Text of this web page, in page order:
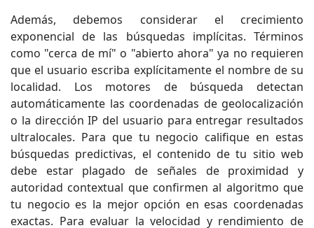
Además, debemos considerar el crecimiento
exponencial de las búsquedas implícitas. Términos
como "cerca de mí" o "abierto ahora" ya no requieren
que el usuario escriba explícitamente el nombre de su
localidad. Los motores de búsqueda detectan
automáticamente las coordenadas de geolocalización
o la dirección IP del usuario para entregar resultados
ultralocales. Para que tu negocio califique en estas
búsquedas predictivas, el contenido de tu sitio web
debe estar plagado de señales de proximidad y
autoridad contextual que confirmen al algoritmo que
tu negocio es la mejor opción en esas coordenadas
exactas. Para evaluar la velocidad y rendimiento de